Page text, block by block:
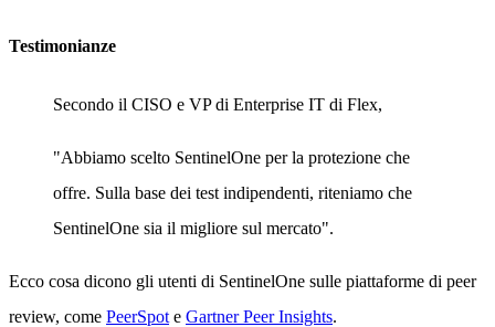
Testimonianze
Secondo il CISO e VP di Enterprise IT di Flex,
"Abbiamo scelto SentinelOne per la protezione che
offre. Sulla base dei test indipendenti, riteniamo che
SentinelOne sia il migliore sul mercato".
Ecco cosa dicono gli utenti di SentinelOne sulle piattaforme di peer
review, come PeerSpot e Gartner Peer Insights.